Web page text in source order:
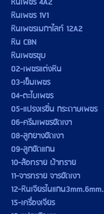
หินเพชร 1V1
หินเพชรเมกาไลท์ 12A2
หิน CBN
หินเพชรชุบ
02-เพชรแต่งหิน
03-เข็มเพชร
04-ตะไบเพชร
05-แปรงเรซิ่น กระดาษเพชร
06-ครีมเพชรขัดเงา
08-ลูกยางขัดเงา
09-ลูกขัดแกน
10-ล้อทราย ผ้าทราย
11-จารทราย จารขัดเงา
12-หินเจียรไนแกน3mm.6mm.
15-เครื่องเจียร